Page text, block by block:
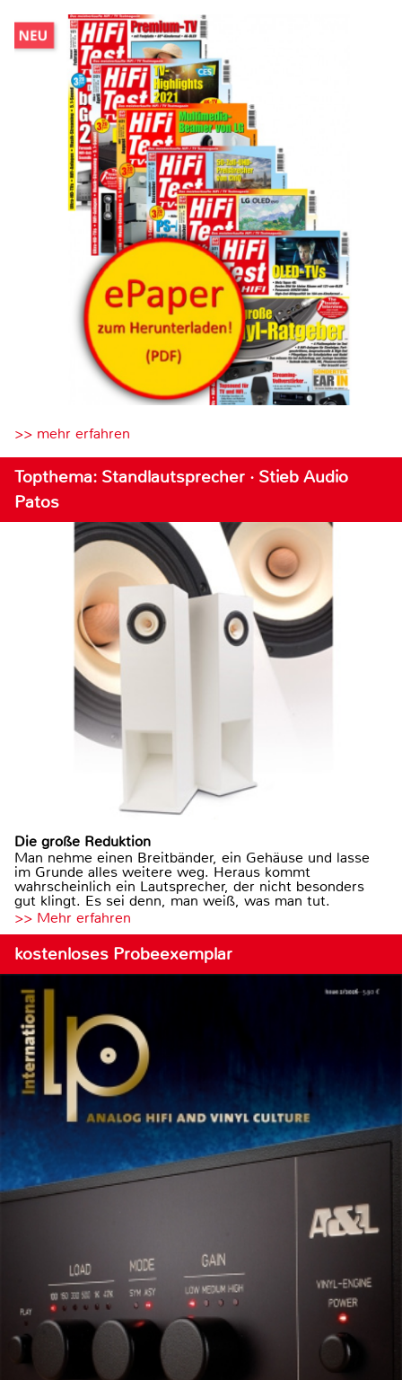
>> mehr erfahren
Topthema: Standlautsprecher · Stieb Audio
Patos
Die große Reduktion
Man nehme einen Breitbänder, ein Gehäuse und lasse
im Grunde alles weitere weg. Heraus kommt
wahrscheinlich ein Lautsprecher, der nicht besonders
gut klingt. Es sei denn, man weiß, was man tut.
>> Mehr erfahren
kostenloses Probeexemplar